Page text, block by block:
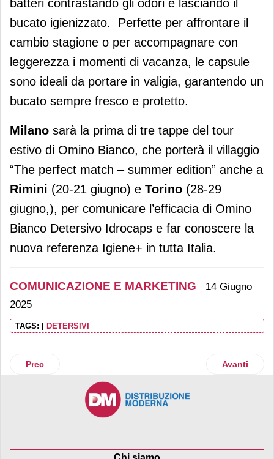
batteri contrastando gli odori e lasciando il
bucato igienizzato. Perfette per affrontare il
cambio stagione o per accompagnare con
leggerezza i momenti di vacanza, le capsule
sono ideali da portare in valigia, garantendo un
bucato sempre fresco e protetto.
Milano sarà la prima di tre tappe del tour
estivo di Omino Bianco, che porterà il villaggio
“The perfect match – summer edition” anche a
Rimini (20-21 giugno) e Torino (28-29
giugno,), per comunicare l’efficacia di Omino
Bianco Detersivo Idrocaps e far conoscere la
nuova referenza Igiene+ in tutta Italia.
COMUNICAZIONE E MARKETING
14 Giugno
2025
TAGS: DETERSIVI
Articolo precedente: Caffè Borbone sostiene i giovani
Prec Articolo
Avanti